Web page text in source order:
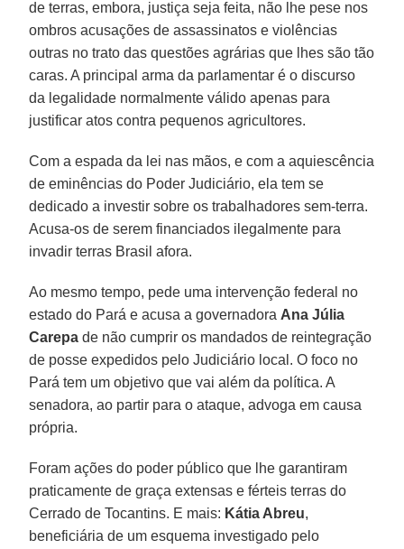
de terras, embora, justiça seja feita, não lhe pese nos
ombros acusações de assassinatos e violências
outras no trato das questões agrárias que lhes são tão
caras. A principal arma da parlamentar é o discurso
da legalidade normalmente válido apenas para
justificar atos contra pequenos agricultores.
Com a espada da lei nas mãos, e com a aquiescência
de eminências do Poder Judiciário, ela tem se
dedicado a investir sobre os trabalhadores sem-terra.
Acusa-os de serem financiados ilegalmente para
invadir terras Brasil afora.
Ao mesmo tempo, pede uma intervenção federal no
estado do Pará e acusa a governadora Ana Júlia
Carepa de não cumprir os mandados de reintegração
de posse expedidos pelo Judiciário local. O foco no
Pará tem um objetivo que vai além da política. A
senadora, ao partir para o ataque, advoga em causa
própria.
Foram ações do poder público que lhe garantiram
praticamente de graça extensas e férteis terras do
Cerrado de Tocantins. E mais: Kátia Abreu,
beneficiária de um esquema investigado pelo